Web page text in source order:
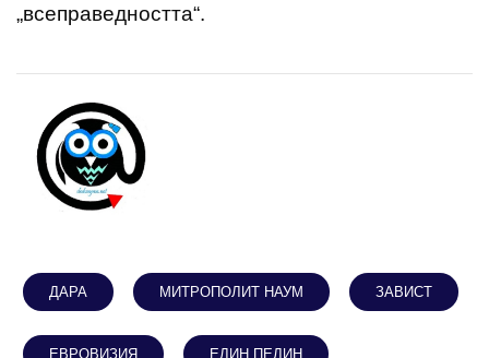
„всеправедността“.
ДАРА МИТРОПОЛИТ НАУМ ЗАВИСТ
ЕВРОВИЗИЯ ЕЛИН ПЕЛИН